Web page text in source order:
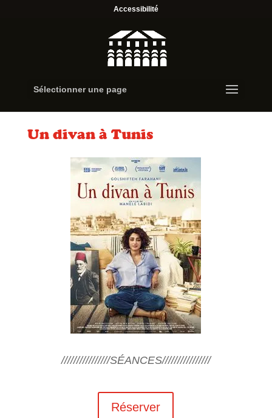
Accessibilité
Sélectionner une page
Un divan à Tunis
////////////////SÉANCES////////////////
Réserver